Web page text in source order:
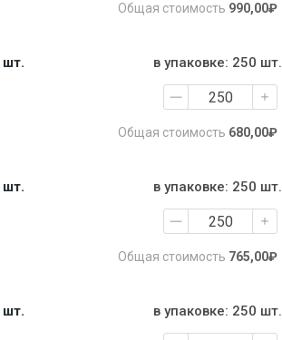
Общая стоимость 990,00₽
в упаковке: 250 шт.
Общая стоимость 680,00₽
шт.
в упаковке: 250 шт.
Общая стоимость 765,00₽
шт.
в упаковке: 250 шт.
шт.